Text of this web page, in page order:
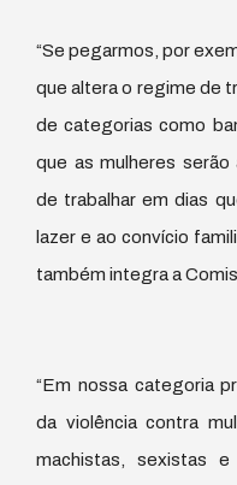
“Se pegarmos, por
que altera o regime de
de categorias como
que as mulheres
de trabalhar em dias
lazer e ao convício
também integra a
“Em nossa categoria
da violência contra
machistas, sexistas